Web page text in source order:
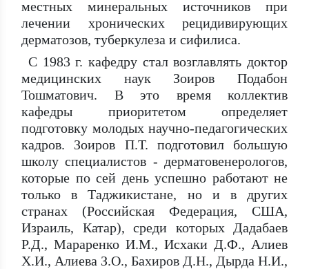
местных минеральных источников при
лечении хронических рецидивирующих
дерматозов, туберкулеза и сифилиса.
С 1983 г. кафедру стал возглавлять доктор
медицинских наук Зоиров Подабон
Тошматович. В это время коллектив
кафедры приоритетом определяет
подготовку молодых научно-педагогических
кадров. Зоиров П.Т. подготовил большую
школу специалистов - дерматовенерологов,
которые по сей день успешно работают не
только в Таджикистане, но и в других
странах (Российская Федерация, США,
Израиль, Катар), среди которых Дадабаев
Р.Д., Мараренко И.М., Исхаки Д.Ф., Алиев
Х.И., Алиева З.О., Бахиров Д.Н., Дырда Н.И.,